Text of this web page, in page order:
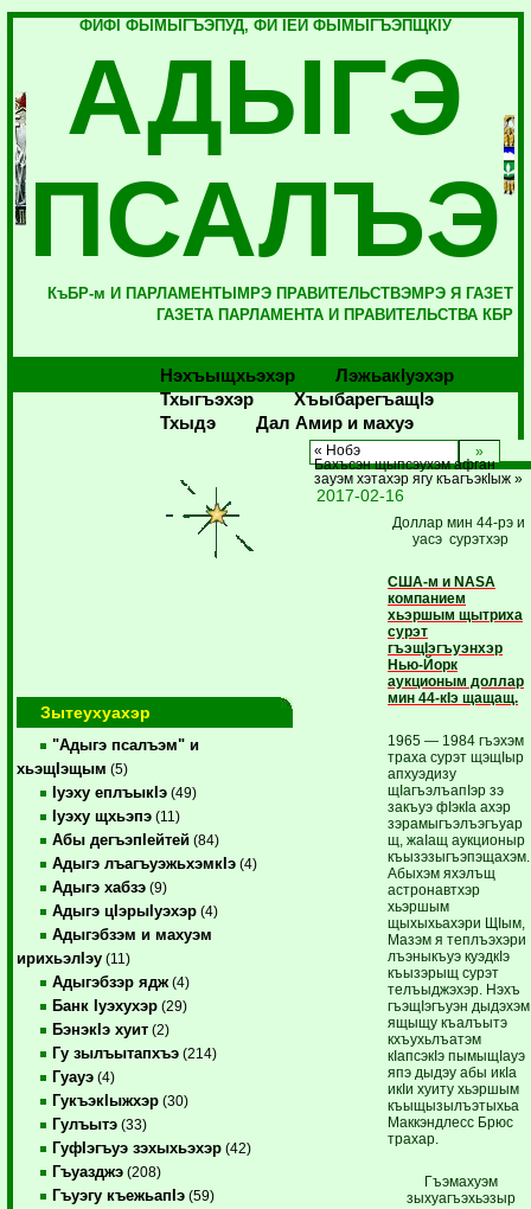
ФИФI ФЫМЫГЪЭПУД, ФИ IЕЙ ФЫМЫГЪЭПЩКIУ
АДЫГЭ
ПСАЛЪЭ
КъБР-м И ПАРЛАМЕНТЫМРЭ ПРАВИТЕЛЬСТВЭМРЭ Я ГАЗЕТ
ГАЗЕТА ПАРЛАМЕНТА И ПРАВИТЕЛЬСТВА КБР
Нэхъыщхьэхэр
Лэжьакlуэхэр
Тхыгъэхэр
Хъыбарегъащlэ
Тхыдэ
Дал Амир и махуэ
Зытеухуахэр
"Адыгэ псалъэм" и
хьэщIэщым (5)
Iуэху еплъыкIэ (49)
Iуэху щхьэпэ (11)
Абы дегъэпIейтей (84)
Адыгэ лъагъуэжьхэмкIэ (4)
Адыгэ хабзэ (9)
Адыгэ цIэрыIуэхэр (4)
Адыгэбзэм и махуэм
ирихьэлIэу (11)
Адыгэбзэр ядж (4)
Банк Iуэхухэр (29)
БэнэкIэ хуит (2)
Гу зылъытапхъэ (214)
Гуауэ (4)
ГукъэкIыжхэр (30)
Гулъытэ (33)
ГуфIэгъуэ зэхыхьэхэр (42)
Гъуазджэ (208)
Гъуэгу къежьапIэ (59)
« Нобэ
Бахъсэн щыпсэухэм афган
зауэм хэтахэр ягу къагъэкIыж »
2017-02-16
Доллар мин 44-рэ и
уасэ сурэтхэр
США-м и NASA
компанием
хьэршым щытриха
сурэт
гъэщIэгъуэнхэр
Нью-Йорк
аукционым доллар
мин 44-кIэ щащащ.
1965 — 1984 гъэхэм
траха сурэт щэщIыр
апхуэдизу
щIагъэлъапIэр зэ
закъуэ фIэкIа ахэр
зэрамыгъэлъэгъуар
щ, жаIащ аукционыр
къызэзыгъэпэщахэм.
Абыхэм яхэлъщ
астронавтхэр
хьэршым
щыхыхьахэри ЩIым,
Мазэм я теплъэхэри
лъэныкъуэ куэдкIэ
къызэрыщ сурэт
телъыджэхэр. Нэхъ
гъэщIэгъуэн дыдэхэм
ящыщу къалъытэ
кхъухьлъатэм
кIапсэкIэ пымыщIауэ
япэ дыдэу абы икIа
икIи хуиту хьэршым
къыщызылъэтыхьа
Маккэндлесс Брюс
трахар.
Гъэмахуэм
зыхуагъэхьэзыр